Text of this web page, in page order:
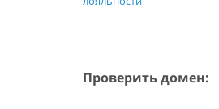
Проверить домен: